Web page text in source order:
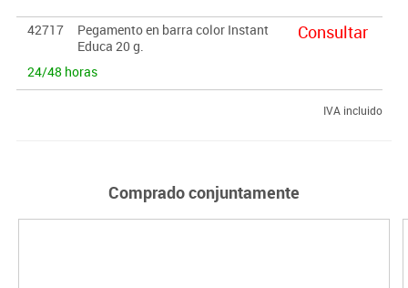
42717
Pegamento en barra color Instant
Educa 20 g.
24/48 horas
Consultar
IVA incluido
Comprado conjuntamente